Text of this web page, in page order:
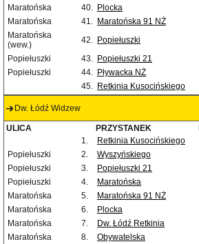
Maratońska
40. Plocka
Maratońska
41. Maratońska 91 NŻ
Maratońska
(wew.)
42. Popiełuszki
Popiełuszki 43. Popiełuszki 21
Popiełuszki
44. Pływacka NŻ
45. Retkinia Kusocińskiego
Dw. Łódź Widzew
ULICA PRZYSTANEK
1.
Retkinia Kusocińskiego
Popiełuszki
2. Wyszyńskiego
Popiełuszki
3. Popiełuszki 21
Popiełuszki
4. Maratońska
Maratońska
5. Maratońska 91 NŻ
Maratońska
6. Plocka
Maratońska
7. Dw. Łódź Retkinia
Maratońska
8. Obywatelska